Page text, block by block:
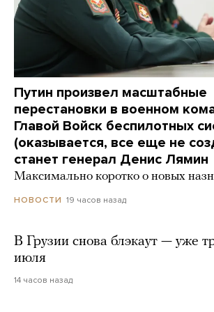
Путин произвел масштабные
перестановки в военном
Главой Войск беспилотных
(оказывается, все еще не
станет генерал Денис Лямин
Максимально коротко о новых
НОВОСТИ 19 часов назад
В Грузии снова блэкаут — уже
июля
14 часов назад